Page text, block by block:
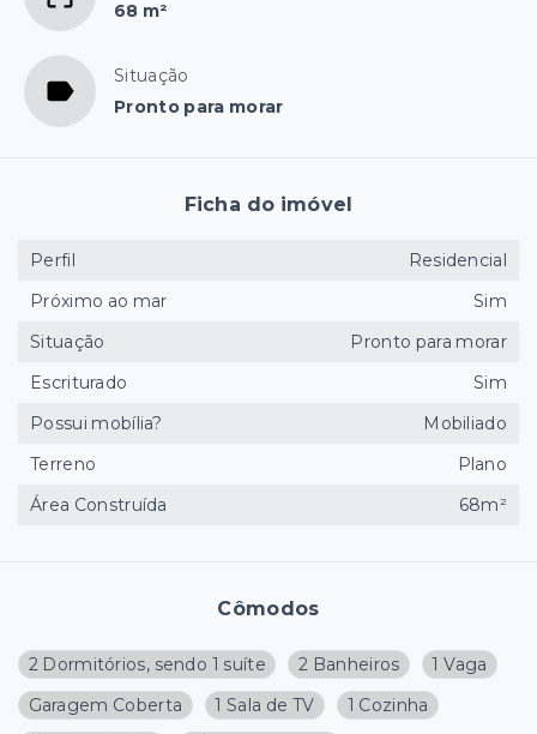
68 m²
Situação
Pronto para morar
Cômodos
2 Dormitórios, sendo 1 suíte 2 Banheiros
1 Vaga
Garagem Coberta
1 Sala de TV
1 Cozinha
Ficha do imóvel
Perfil
Residencial
Próximo ao mar
Sim
Situação
Pronto para morar
Escriturado
Sim
Possui mobília?
Mobiliado
Terreno
Plano
Área Construída
68m²